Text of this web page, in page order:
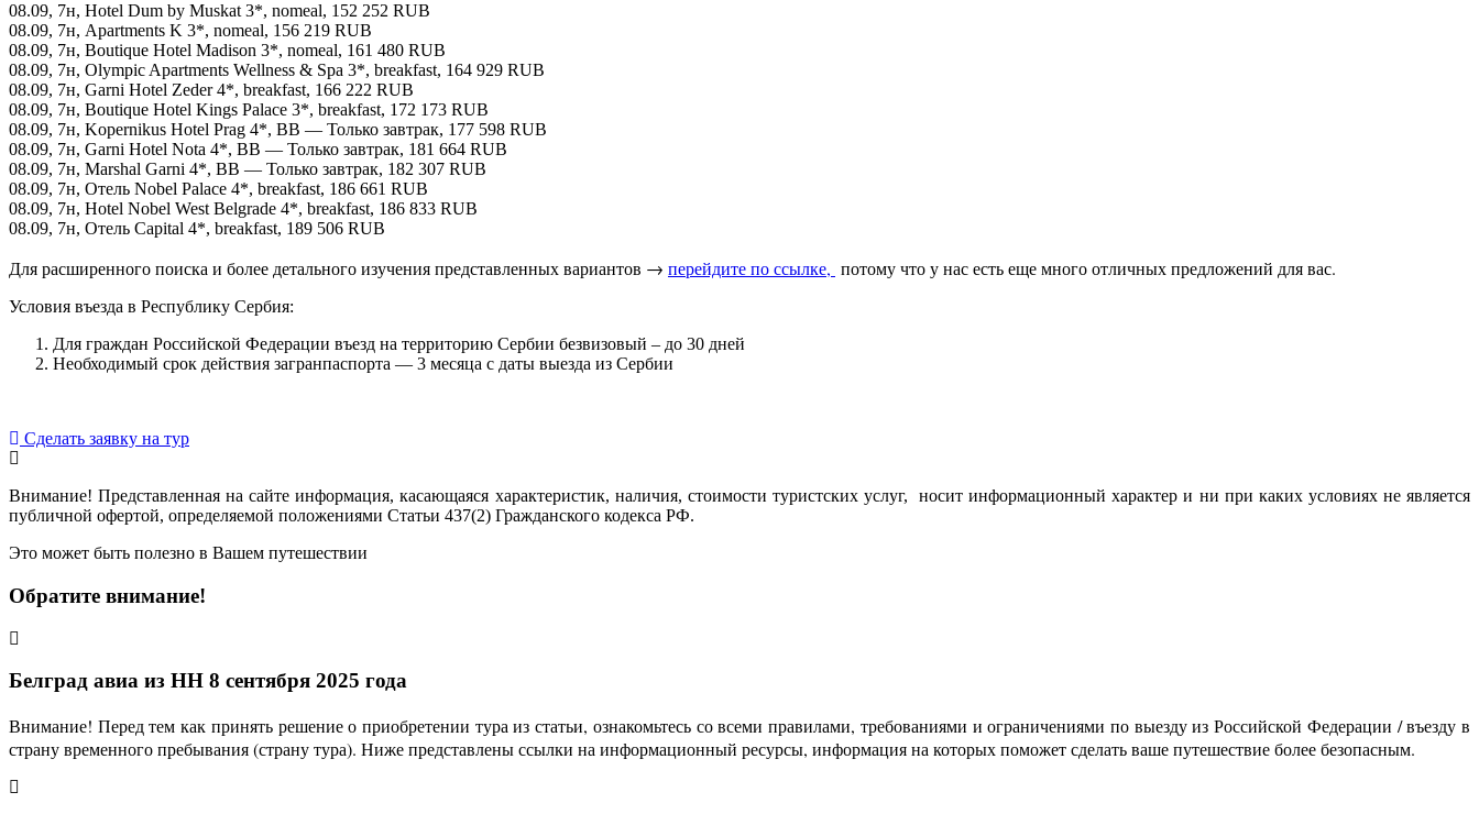
08.09, 7н, Hotel Dum by Muskat 3*, nomeal, 152 252 RUB
08.09, 7н, Apartments K 3*, nomeal, 156 219 RUB
08.09, 7н, Boutique Hotel Madison 3*, nomeal, 161 480 RUB
08.09, 7н, Olympic Apartments Wellness & Spa 3*, breakfast, 164 929 RUB
08.09, 7н, Garni Hotel Zeder 4*, breakfast, 166 222 RUB
08.09, 7н, Boutique Hotel Kings Palace 3*, breakfast, 172 173 RUB
08.09, 7н, Kopernikus Hotel Prag 4*, BB — Только завтрак, 177 598 RUB
08.09, 7н, Garni Hotel Nota 4*, BB — Только завтрак, 181 664 RUB
08.09, 7н, Marshal Garni 4*, BB — Только завтрак, 182 307 RUB
08.09, 7н, Отель Nobel Palace 4*, breakfast, 186 661 RUB
08.09, 7н, Hotel Nobel West Belgrade 4*, breakfast, 186 833 RUB
08.09, 7н, Отель Capital 4*, breakfast, 189 506 RUB
Для расширенного поиска и более детального изучения представленных вариантов → перейдите по ссылке, потому что у нас есть еще много отличных предложений для вас.
Условия въезда в Республику Сербия:
Для граждан Российской Федерации въезд на территорию Сербии безвизовый – до 30 дней
Необходимый срок действия загранпаспорта — 3 месяца с даты выезда из Сербии
Сделать заявку на тур
Внимание! Представленная на сайте информация, касающаяся характеристик, наличия, стоимости туристских услуг, носит информационный характер и ни при каких условиях не является
публичной офертой, определяемой положениями Статьи 437(2) Гражданского кодекса РФ.
Это может быть полезно в Вашем путешествии
Обратите внимание!
Белград авиа из НН 8 сентября 2025 года
Внимание! Перед тем как принять решение о приобретении тура из статьи, ознакомьтесь со всеми правилами, требованиями и ограничениями по выезду из Российской Федерации / въезду в
страну временного пребывания (страну тура). Ниже представлены ссылки на информационный ресурсы, информация на которых поможет сделать ваше путешествие более безопасным.